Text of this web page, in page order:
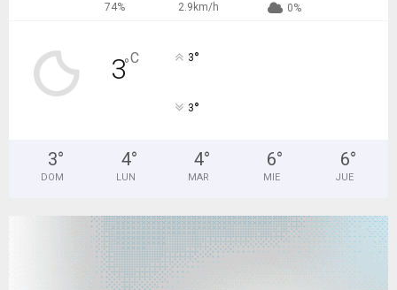
74% 2.9km/h 0%
3°C 3°
3°
3°
DOM
4°
LUN
4°
MAR
6°
MIE
6°
JUE